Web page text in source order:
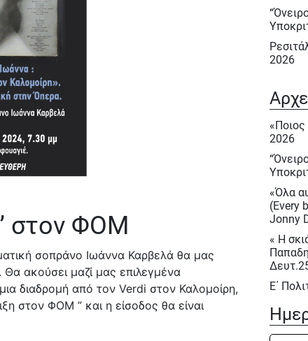
στον ΦΟΜ
σοπράνο Ιωάννα Καρβελά θα μας
ακούσει μαζί μας επιλεγμένα
διαδρομή από τον Verdi στον Καλομοίρη,
στον ΦΟΜ ” και η είσοδος θα είναι
2026
(Every
Jonny
« Η
Ε΄
Ε΄
2025
Νίκη
2026
«Όλα
(Every
Jonny
« Η
Ε΄
Ε΄